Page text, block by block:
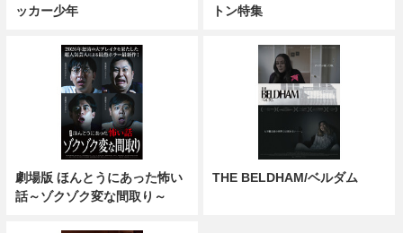
ッカー少年
トン特集
劇場版 ほんとうにあった怖い
話～ゾクゾク変な間取り～
THE BELDHAM/ベルダム